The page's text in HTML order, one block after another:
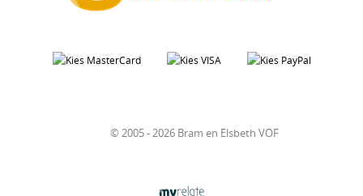
© 2005 - 2026 Bram en Elsbeth VOF